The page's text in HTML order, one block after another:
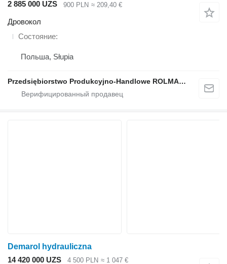
2 885 000 UZS
900 PLN ≈ 209,40 €
Дровокол
Состояние
Польша, Słupia
Przedsiębiorstwo Produkcyjno-Handlowe ROLMAPOL Marcin Dziekan
Demarol hydrauliczna
14 420 000 UZS
4 500 PLN ≈ 1 047 €